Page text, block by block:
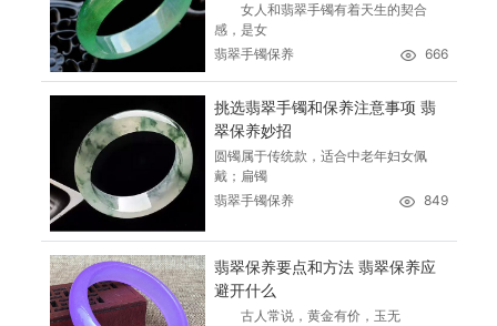
女人和翡翠手镯有着天生的契合
感，是女
翡翠手镯保养
666
挑选翡翠手镯和保养注意事项 翡
翠保养妙招
圆镯属于传统款，适合中老年妇女佩
戴；扁镯
翡翠手镯保养
849
翡翠保养要点和方法 翡翠保养应
避开什么
古人常说，黄金有价，玉无